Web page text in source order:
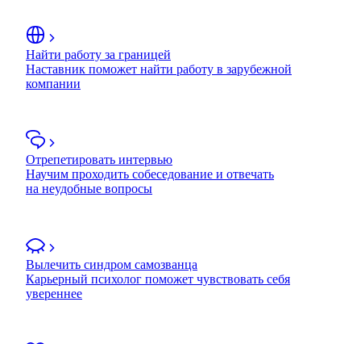
Найти работу за границей
Наставник поможет найти работу в зарубежной
компании
Отрепетировать интервью
Научим проходить собеседование и отвечать
на неудобные вопросы
Вылечить синдром самозванца
Карьерный психолог поможет чувствовать себя
увереннее